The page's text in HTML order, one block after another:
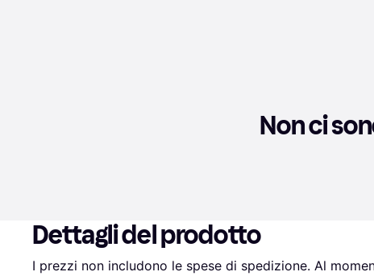
Non ci
Dettagli del prodotto
I prezzi non includono le spese di spedizione. Al